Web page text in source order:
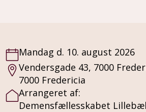
Mandag d. 10. august 2026
Vendersgade 43, 7000
7000 Fredericia
Arrangeret af:
Demensfællesskabet